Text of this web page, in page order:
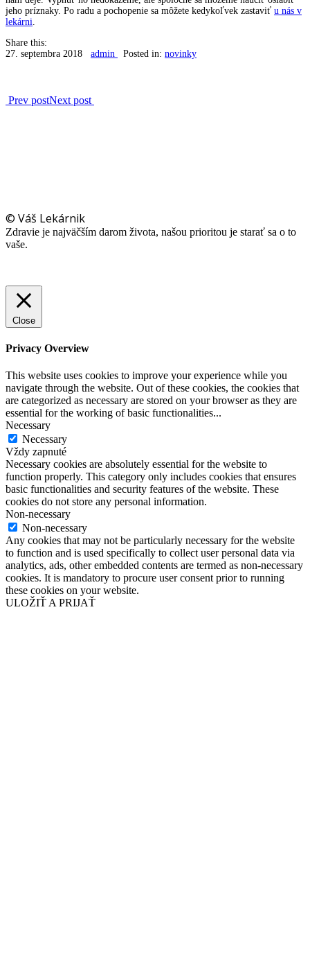
jeho príznaky. Po radu a pochopenie sa môžete kedykoľvek zastaviť u nás v
lekárni
Share this:
27. septembra 2018
admin Posted in: novinky
Prev postNext post
© Váš Lekárnik
Zdravie je najväčším darom života, našou prioritou je starať sa o to
vaše.
Close
Privacy Overview
This website uses cookies to improve your experience while you
navigate through the website. Out of these cookies, the cookies that
are categorized as necessary are stored on your browser as they are
essential for the working of basic functionalities...
Necessary
Necessary
Vždy zapnuté
Necessary cookies are absolutely essential for the website to
function properly. This category only includes cookies that ensures
basic functionalities and security features of the website. These
cookies do not store any personal information.
Non-necessary
Non-necessary
Any cookies that may not be particularly necessary for the website
to function and is used specifically to collect user personal data via
analytics, ads, other embedded contents are termed as non-necessary
cookies. It is mandatory to procure user consent prior to running
these cookies on your website.
ULOŽIŤ A PRIJAŤ